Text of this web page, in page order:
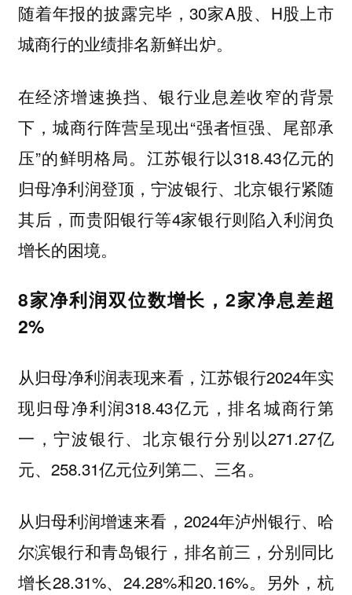
随着年报的披露完毕，30家A股、H股上市
城商行的业绩排名新鲜出炉。
在经济增速换挡、银行业息差收窄的背景
下，城商行阵营呈现出“强者恒强、尾部承
压”的鲜明格局。江苏银行以318.43亿元的
归母净利润登顶，宁波银行、北京银行紧随
其后，而贵阳银行等4家银行则陷入利润负
增长的困境。
8家净利润双位数增长，2家净息差超
2%
从归母净利润表现来看，江苏银行2024年实
现归母净利润318.43亿元，排名城商行第
一，宁波银行、北京银行分别以271.27亿
元、258.31亿元位列第二、三名。
从归母利润增速来看，2024年泸州银行、哈
尔滨银行和青岛银行，排名前三，分别同比
增长28.31%、24.28%和20.16%。另外，杭